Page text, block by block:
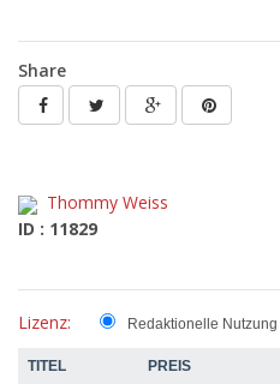
Share
Thommy Weiss
ID : 11829
Lizenz: Redaktionelle Nutzung
TITEL PREIS